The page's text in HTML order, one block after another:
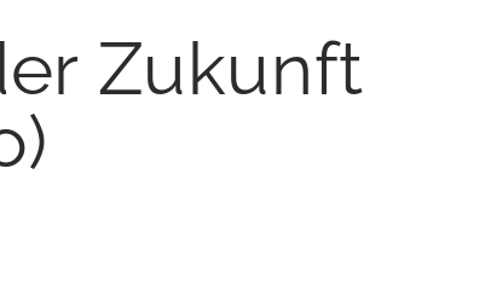
Zukunft